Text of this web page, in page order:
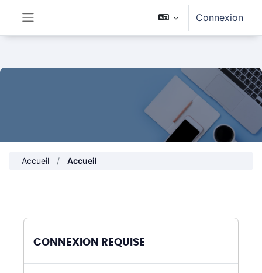
Connexion
Accueil Accueil
CONNEXION REQUISE